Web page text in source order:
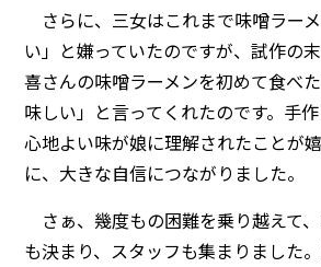
さらに、三女はこれまで味噌ラー
い」と嫌っていたのですが、試作の
喜さんの味噌ラーメンを初めて食べ
味しい」と言ってくれたのです。手
心地よい味が娘に理解されたことが
に、大きな自信につながりました。
さぁ、幾度もの困難を乗り越えて
も決まり、スタッフも集まりました